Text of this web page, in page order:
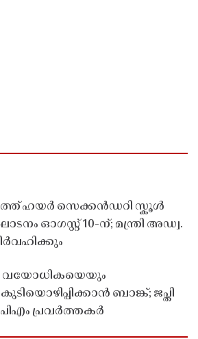
ഹയർ സെക്കൻഡറി സ്കൂൾ
ഓഗസ്റ്റ് 10-ന്; മന്ത്രി അഡ്വ.
വയോധികയെയും
ബാങ്ക്; ജപ്തി
പ്രവർത്തകർ